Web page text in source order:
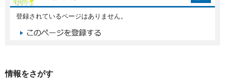
登録されているページはありません。
情報をさがす